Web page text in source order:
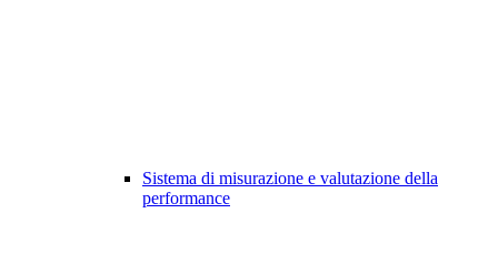
Sistema di misurazione e valutazione della
performance